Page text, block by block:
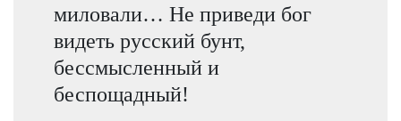
миловали… Не приведи бог
видеть русский бунт,
бессмысленный и
беспощадный!